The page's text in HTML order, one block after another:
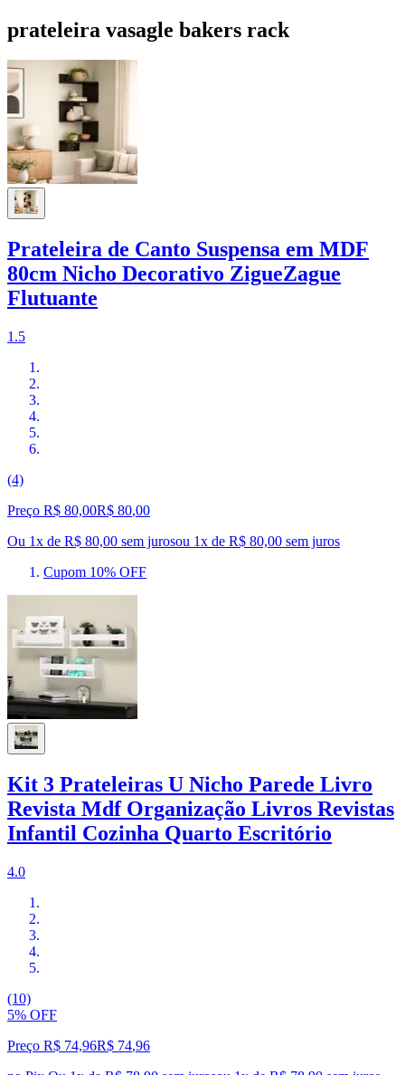
prateleira vasagle bakers rack
Prateleira de Canto Suspensa em MDF
80cm Nicho Decorativo ZigueZague
Flutuante
1.5
(4)
Preço R$ 80,00R$ 80,00
Ou 1x de R$ 80,00 sem jurosou 1x de R$ 80,00 sem juros
Cupom 10% OFF
Kit 3 Prateleiras U Nicho Parede Livro
Revista Mdf Organização Livros Revistas
Infantil Cozinha Quarto Escritório
4.0
(10)
5% OFF
Preço R$ 74,96R$ 74,96